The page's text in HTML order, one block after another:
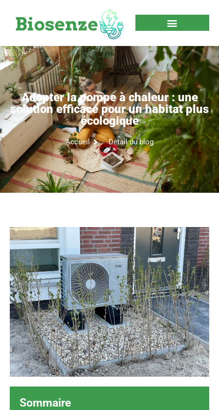
Adopter la pompe à chaleur : une
solution efficace pour un habitat plus
écologique
Accueil Détail du blog
Sommaire